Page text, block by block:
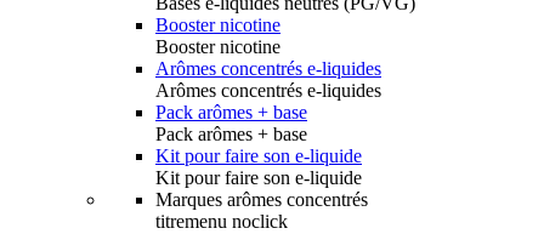
Booster nicotine
Booster nicotine
Arômes concentrés e-liquides
Arômes concentrés e-liquides
Pack arômes + base
Pack arômes + base
Kit pour faire son e-liquide
Kit pour faire son e-liquide
Marques arômes concentrés
titremenu noclick